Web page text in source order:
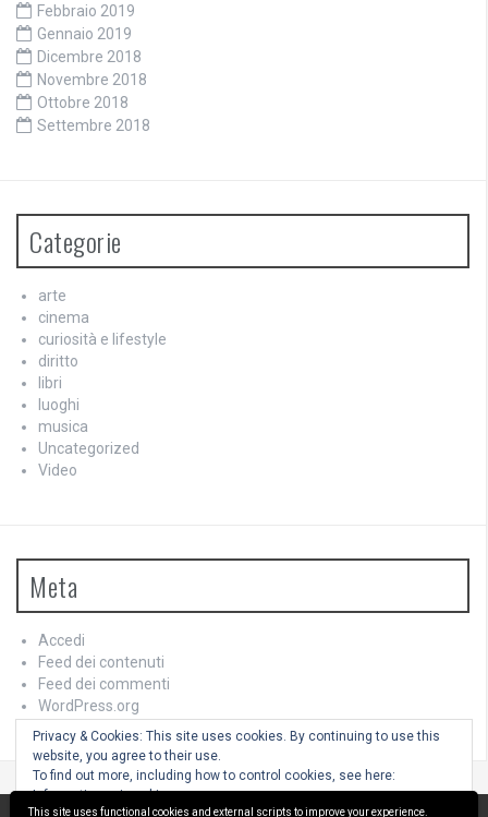
This site uses functional cookies and external scripts to improve your experience.
Febbraio 2019
Gennaio 2019
Dicembre 2018
Novembre 2018
Ottobre 2018
Settembre 2018
Categorie
arte
cinema
curiosità e lifestyle
diritto
libri
luoghi
musica
Uncategorized
Video
Meta
Accedi
Feed dei contenuti
Feed dei commenti
WordPress.org
Privacy & Cookies: This site uses cookies. By continuing to use this
website, you agree to their use.
To find out more, including how to control cookies, see here:
Informativa sui cookie